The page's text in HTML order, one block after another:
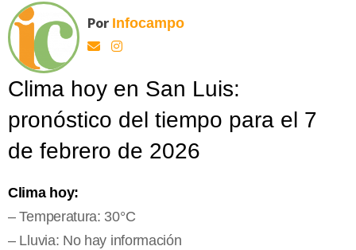
Por Infocampo
Clima hoy en San Luis:
pronóstico del tiempo para el 7
de febrero de 2026
Clima hoy:
– Temperatura: 30°C
– Lluvia: No hay información